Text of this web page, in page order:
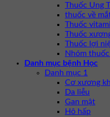
Thuốc Ung
thuốc về
Thuốc
Thuốc
Thuốc lợi
Nhóm
Danh mục bệnh Học
Danh mục 1
Cơ xương
Da liễu
Gan mật
Hô hấp